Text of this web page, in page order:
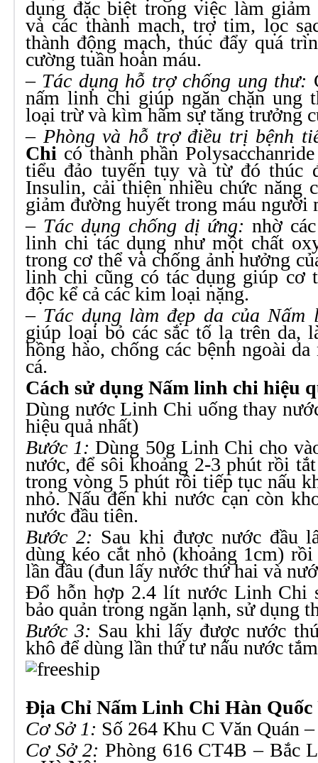
dụng đặc biệt trong việc làm giảm
và các thành mạch, trợ tim, lọc
thành động mạch, thúc đẩy quá
cường tuần hoàn máu.
– Tác dụng hỗ trợ chống ung thư:
nấm linh chi giúp ngăn chặn ung
loại trừ và kìm hãm sự tăng trưởng
– Phòng và hỗ trợ điều trị bệnh
Chi có thành phần
tiểu đảo tuyến tụy và từ đó thúc
Insulin, cải thiện nhiều chức năng
giảm đường huyết trong máu người
– Tác dụng chống dị ứng: nhờ
linh chi tác dụng như một chất
trong cơ thể và chống ảnh hưởng
linh chi cũng có tác dụng giúp cơ
độc kể cả các kim loại nặng.
– Tác dụng làm đẹp da của Nấm
giúp loại bỏ các sắc tố lạ trên da,
hồng hào, chống các bệnh ngoài
cá.
Cách sử dụng Nấm linh chi hiệu
Dùng nước Linh Chi uống thay
hiệu quả nhất)
Bước 1: Dùng 50g Linh Chi cho
nước, để sôi khoảng 2-3 phút rồi
trong vòng 5 phút rồi tiếp tục nấu
nhỏ. Nấu đến khi nước cạn còn
nước đầu tiên.
Bước 2: Sau khi được nước đầu
dùng kéo cắt nhỏ (khoảng 1cm)
lần đầu (đun lấy nước thứ hai và
Đổ hỗn hợp 2.4 lít nước Linh Chi
bảo quản trong ngăn lạnh, sử dụng
Bước 3: Sau khi lấy được nước
khô để dùng lần thứ tư nấu nước
Địa Chỉ Nấm Linh Chi Hàn
Cơ Sở 1: Số 264 Khu C Văn Quán
Cơ Sở 2: Phòng 616 CT4B – Bắc